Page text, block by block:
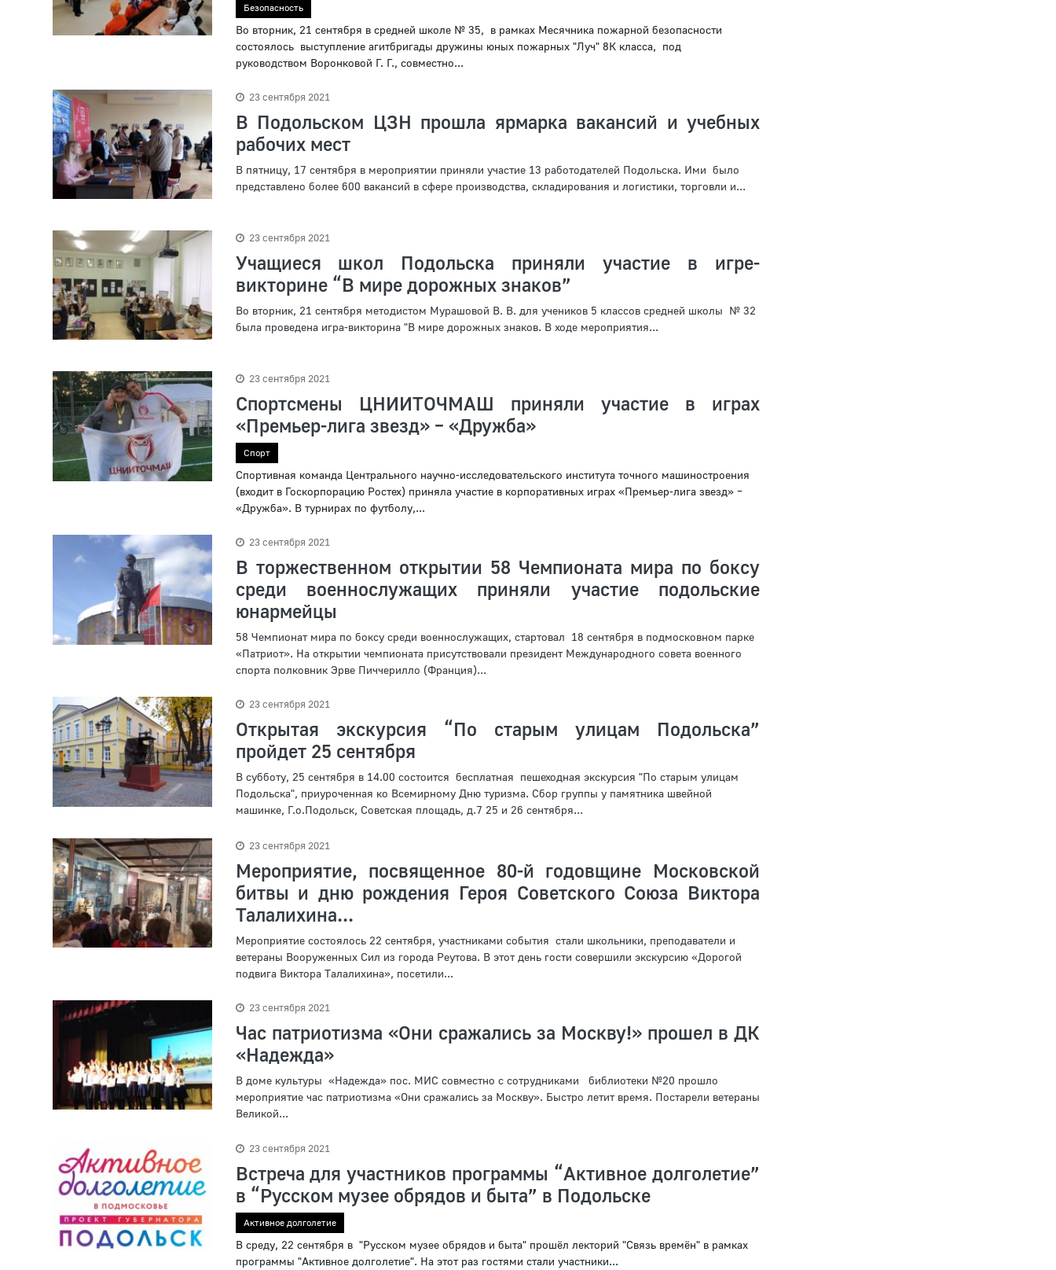
Безопасность
Во вторник, 21 сентября в средней школе № 35, в рамках Месячника пожарной безопасности
состоялось выступление агитбригады дружины юных пожарных "Луч" 8К класса, под
руководством Воронковой Г. Г., совместно...
23 сентября 2021
В Подольском ЦЗН прошла ярмарка вакансий и учебных
рабочих мест
В пятницу, 17 сентября в мероприятии приняли участие 13 работодателей Подольска. Ими было
представлено более 600 вакансий в сфере производства, складирования и логистики, торговли и...
23 сентября 2021
Учащиеся школ Подольска приняли участие в игре-
викторине “В мире дорожных знаков”
Во вторник, 21 сентября методистом Мурашовой В. В. для учеников 5 классов средней школы № 32
была проведена игра-викторина "В мире дорожных знаков. В ходе мероприятия...
23 сентября 2021
Спортсмены ЦНИИТОЧМАШ приняли участие в играх
«Премьер-лига звезд» – «Дружба»
Спорт
Спортивная команда Центрального научно-исследовательского института точного машиностроения
(входит в Госкорпорацию Ростех) приняла участие в корпоративных играх «Премьер-лига звезд» –
«Дружба». В турнирах по футболу,...
23 сентября 2021
В торжественном открытии 58 Чемпионата мира по боксу
среди военнослужащих приняли участие подольские
юнармейцы
58 Чемпионат мира по боксу среди военнослужащих, стартовал 18 сентября в подмосковном парке
«Патриот». На открытии чемпионата присутствовали президент Международного совета военного
спорта полковник Эрве Пиччерилло (Франция)...
23 сентября 2021
Открытая экскурсия “По старым улицам Подольска”
пройдет 25 сентября
В субботу, 25 сентября в 14.00 состоится бесплатная пешеходная экскурсия "По старым улицам
Подольска", приуроченная ко Всемирному Дню туризма. Сбор группы у памятника швейной
машинке, Г.о.Подольск, Советская площадь, д.7 25 и 26 сентября...
23 сентября 2021
Мероприятие, посвященное 80-й годовщине Московской
битвы и дню рождения Героя Советского Союза Виктора
Талалихина...
Мероприятие состоялось 22 сентября, участниками события стали школьники, преподаватели и
ветераны Вооруженных Сил из города Реутова. В этот день гости совершили экскурсию «Дорогой
подвига Виктора Талалихина», посетили...
23 сентября 2021
Час патриотизма «Они сражались за Москву!» прошел в ДК
«Надежда»
В доме культуры «Надежда» пос. МИС совместно с сотрудниками библиотеки №20 прошло
мероприятие час патриотизма «Они сражались за Москву». Быстро летит время. Постарели ветераны
Великой...
23 сентября 2021
Встреча для участников программы “Активное долголетие”
в “Русском музее обрядов и быта” в Подольске
Активное долголетие
В среду, 22 сентября в "Русском музее обрядов и быта" прошёл лекторий "Связь времён" в рамках
программы "Активное долголетие". На этот раз гостями стали участники...